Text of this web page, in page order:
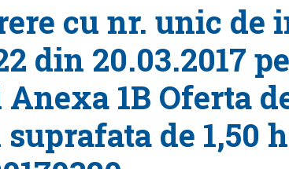
cu nr. unic
din 20.03.2017
1B Oferta
de 1,50